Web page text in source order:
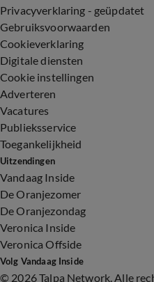
Privacyverklaring - geüpdatet
Gebruiksvoorwaarden
Cookieverklaring
Digitale diensten
Cookie instellingen
Adverteren
Vacatures
Publieksservice
Toegankelijkheid
Uitzendingen
Vandaag Inside
De Oranjezomer
De Oranjezondag
Veronica Inside
Veronica Offside
Volg Vandaag Inside
© 2026 Talpa Network. Alle